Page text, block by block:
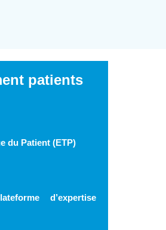
patients
du Patient (ETP)
d’expertise